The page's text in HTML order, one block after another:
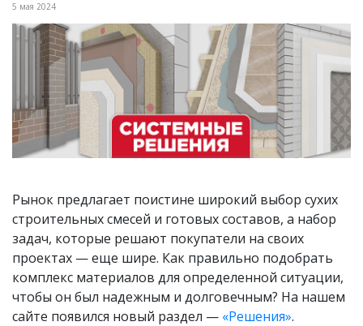
5 мая 2024
Рынок предлагает поистине широкий выбор сухих
строительных смесей и готовых составов, а набор
задач, которые решают покупатели на своих
проектах — еще шире. Как правильно подобрать
комплекс материалов для определенной ситуации,
чтобы он был надежным и долговечным? На нашем
сайте появился новый раздел — «Решения».